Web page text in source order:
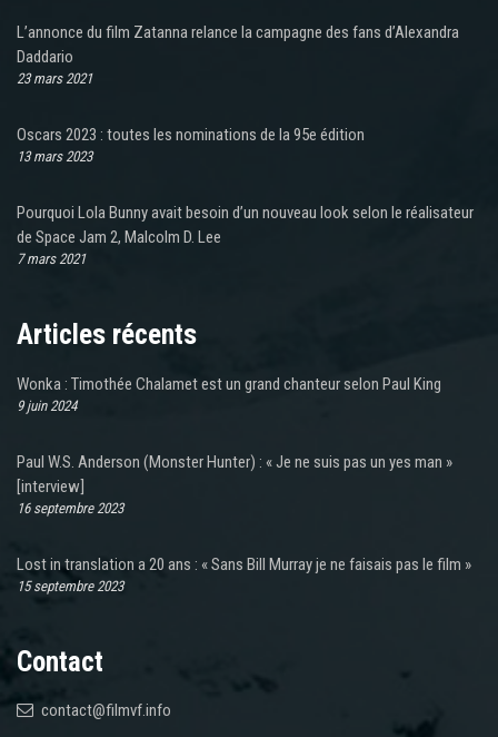
L’annonce du film Zatanna relance la campagne des fans d’Alexandra
Daddario
23 mars 2021
Oscars 2023 : toutes les nominations de la 95e édition
13 mars 2023
Pourquoi Lola Bunny avait besoin d’un nouveau look selon le réalisateur
de Space Jam 2, Malcolm D. Lee
7 mars 2021
Articles récents
Wonka : Timothée Chalamet est un grand chanteur selon Paul King
9 juin 2024
Paul W.S. Anderson (Monster Hunter) : « Je ne suis pas un yes man »
[interview]
16 septembre 2023
Lost in translation a 20 ans : « Sans Bill Murray je ne faisais pas le film »
15 septembre 2023
Contact
contact@filmvf.info